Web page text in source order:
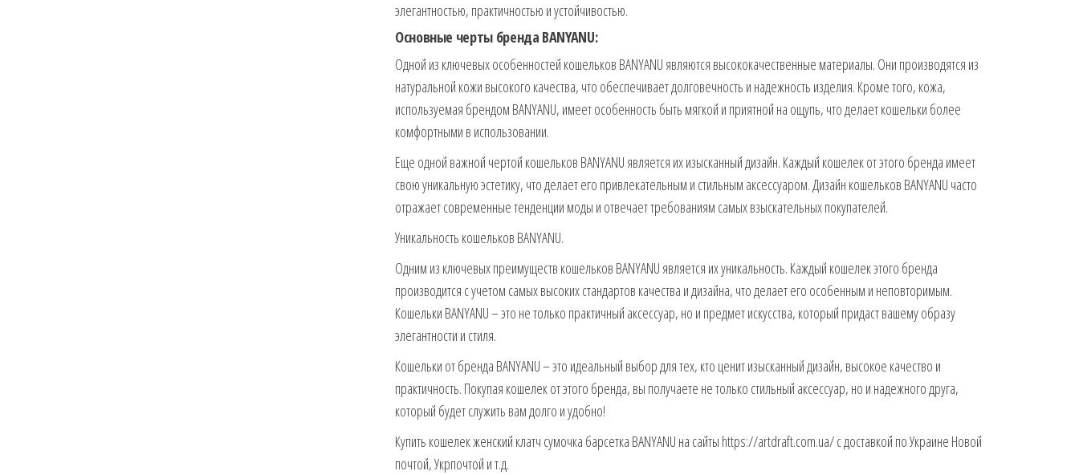
элегантностью, практичностью и устойчивостью.
Основные черты бренда BANYANU:
Одной из ключевых особенностей кошельков BANYANU являются высококачественные материалы. Они производятся из
натуральной кожи высокого качества, что обеспечивает долговечность и надежность изделия. Кроме того, кожа,
используемая брендом BANYANU, имеет особенность быть мягкой и приятной на ощупь, что делает кошельки более
комфортными в использовании.
Еще одной важной чертой кошельков BANYANU является их изысканный дизайн. Каждый кошелек от этого бренда имеет
свою уникальную эстетику, что делает его привлекательным и стильным аксессуаром. Дизайн кошельков BANYANU часто
отражает современные тенденции моды и отвечает требованиям самых взыскательных покупателей.
Уникальность кошельков BANYANU.
Одним из ключевых преимуществ кошельков BANYANU является их уникальность. Каждый кошелек этого бренда
производится с учетом самых высоких стандартов качества и дизайна, что делает его особенным и неповторимым.
Кошельки BANYANU – это не только практичный аксессуар, но и предмет искусства, который придаст вашему образу
элегантности и стиля.
Кошельки от бренда BANYANU – это идеальный выбор для тех, кто ценит изысканный дизайн, высокое качество и
практичность. Покупая кошелек от этого бренда, вы получаете не только стильный аксессуар, но и надежного друга,
который будет служить вам долго и удобно!
Купить кошелек женский клатч сумочка барсетка BANYANU на сайты https://artdraft.com.ua/ с доставкой по Украине Новой
почтой, Укрпочтой и т.д.